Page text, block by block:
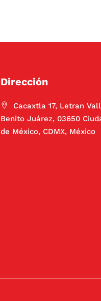
Dirección
Cacaxtla 17, Letran
Benito Juárez, 03650
de México, CDMX, México